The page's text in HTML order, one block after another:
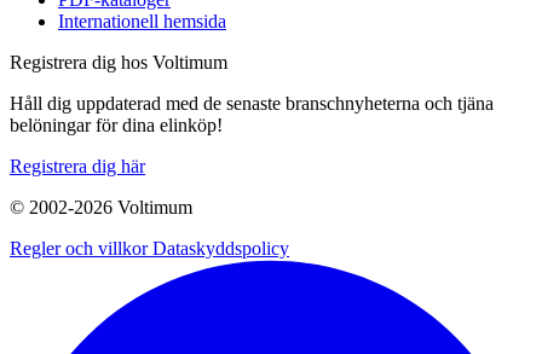
Internationell hemsida
Registrera dig hos Voltimum
Håll dig uppdaterad med de senaste branschnyheterna och tjäna
belöningar för dina elinköp!
Registrera dig här
© 2002-2026 Voltimum
Regler och villkorDataskyddspolicy